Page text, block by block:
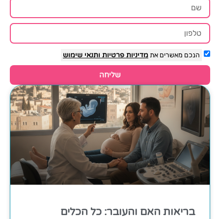
הנכם מאשרים אתמדיניות פרטיות ותנאי שימוש
שליחה
בריאות האם והעובר: כל הכלים